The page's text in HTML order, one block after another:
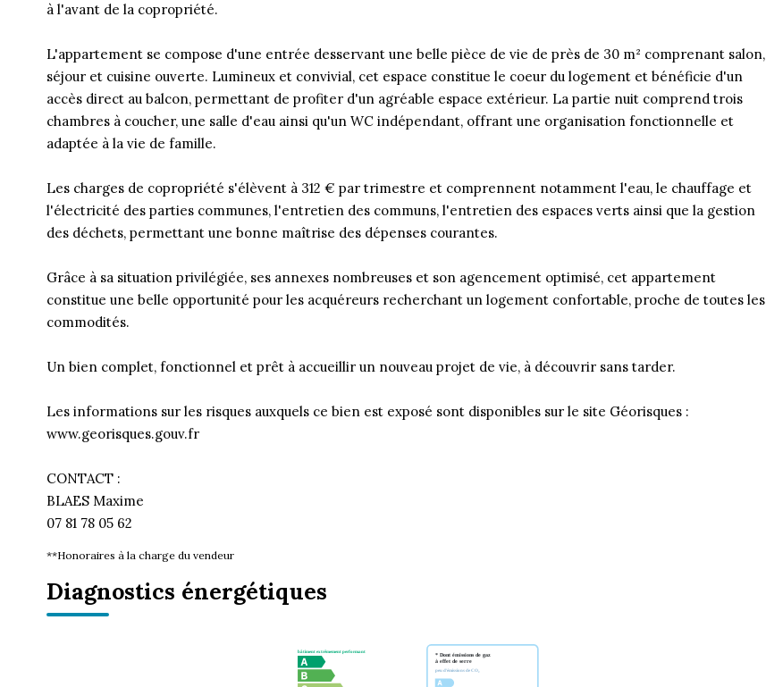
à l'avant de la copropriété.
L'appartement se compose d'une entrée desservant une belle pièce de vie de près de 30 m² comprenant salon,
séjour et cuisine ouverte. Lumineux et convivial, cet espace constitue le coeur du logement et bénéficie d'un
accès direct au balcon, permettant de profiter d'un agréable espace extérieur. La partie nuit comprend trois
chambres à coucher, une salle d'eau ainsi qu'un WC indépendant, offrant une organisation fonctionnelle et
adaptée à la vie de famille.
Les charges de copropriété s'élèvent à 312 € par trimestre et comprennent notamment l'eau, le chauffage et
l'électricité des parties communes, l'entretien des communs, l'entretien des espaces verts ainsi que la gestion
des déchets, permettant une bonne maîtrise des dépenses courantes.
Grâce à sa situation privilégiée, ses annexes nombreuses et son agencement optimisé, cet appartement
constitue une belle opportunité pour les acquéreurs recherchant un logement confortable, proche de toutes les
commodités.
Un bien complet, fonctionnel et prêt à accueillir un nouveau projet de vie, à découvrir sans tarder.
Les informations sur les risques auxquels ce bien est exposé sont disponibles sur le site Géorisques :
www.georisques.gouv.fr
CONTACT :
BLAES Maxime
07 81 78 05 62
**Honoraires à la charge du vendeur
Diagnostics énergétiques